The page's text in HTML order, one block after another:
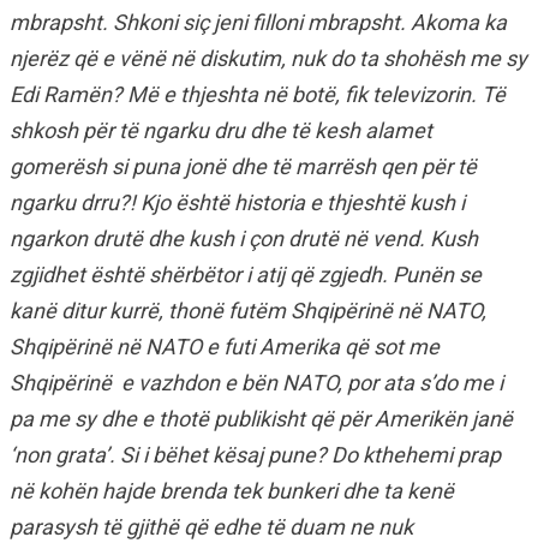
mbrapsht. Shkoni siç jeni filloni mbrapsht. Akoma ka
njerëz që e vënë në diskutim, nuk do ta shohësh me sy
Edi Ramën? Më e thjeshta në botë, fik televizorin. Të
shkosh për të ngarku dru dhe të kesh alamet
gomerësh si puna jonë dhe të marrësh qen për të
ngarku drru?! Kjo është historia e thjeshtë kush i
ngarkon drutë dhe kush i çon drutë në vend. Kush
zgjidhet është shërbëtor i atij që zgjedh. Punën se
kanë ditur kurrë, thonë futëm Shqipërinë në NATO,
Shqipërinë në NATO e futi Amerika që sot me
Shqipërinë e vazhdon e bën NATO, por ata s’do me i
pa me sy dhe e thotë publikisht që për Amerikën janë
‘non grata’. Si i bëhet kësaj pune? Do kthehemi prap
në kohën hajde brenda tek bunkeri dhe ta kenë
parasysh të gjithë që edhe të duam ne nuk